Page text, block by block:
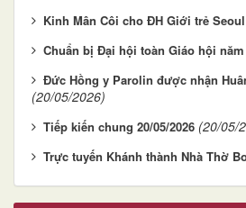
Kinh Mân Côi cho ĐH Giới trẻ Seoul
Chuẩn bị Đại hội toàn Giáo hội năm
Đức Hồng y Parolin được nhận
(20/05/2026)
Tiếp kiến chung 20/05/2026 (20/05/
Trực tuyến Khánh thành Nhà Thờ